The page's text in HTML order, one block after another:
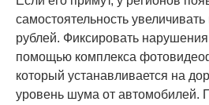
самостоятельность
рублей. Фиксировать
помощью комплекса
который устанавливается на
уровень шума от автомобилей.